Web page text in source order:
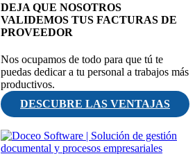
DEJA QUE NOSOTROS
VALIDEMOS TUS FACTURAS DE
PROVEEDOR
Nos ocupamos de todo para que tú te
puedas dedicar a tu personal a trabajos más
productivos.
DESCUBRE LAS VENTAJAS